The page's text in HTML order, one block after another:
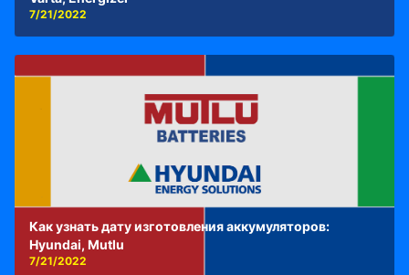
7/21/2022
Как узнать дату изготовления аккумуляторов:
Hyundai, Mutlu
7/21/2022